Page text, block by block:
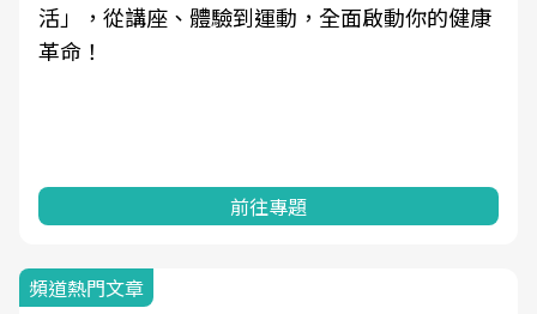
學觀點與日常感受的對話，建立對亞健康的認
知，進而引導實際的改善行動。
前往專題
頻道熱門文章